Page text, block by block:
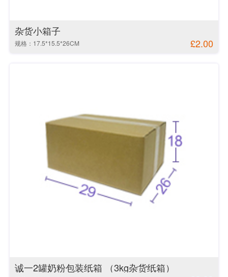
杂货小箱子
规格：17.5*15.5*26CM £2.00
诚一2罐奶粉包装纸箱 （3kg杂货纸箱）